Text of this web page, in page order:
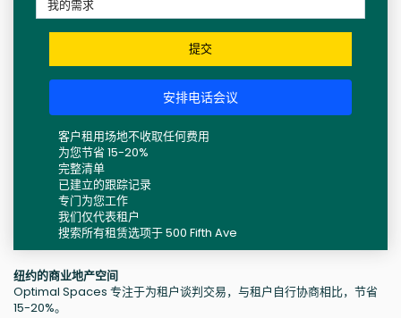
提交
安排电话会议
客户租用场地不收取任何费用
为您节省 15-20%
完整清单
已建立的跟踪记录
专门为您工作
我们仅代表租户
搜索所有租赁选项于 500 Fifth Ave
纽约的商业地产空间
Optimal Spaces 专注于为租户谈判交易，与租户自行协商相比，节省
15-20%。